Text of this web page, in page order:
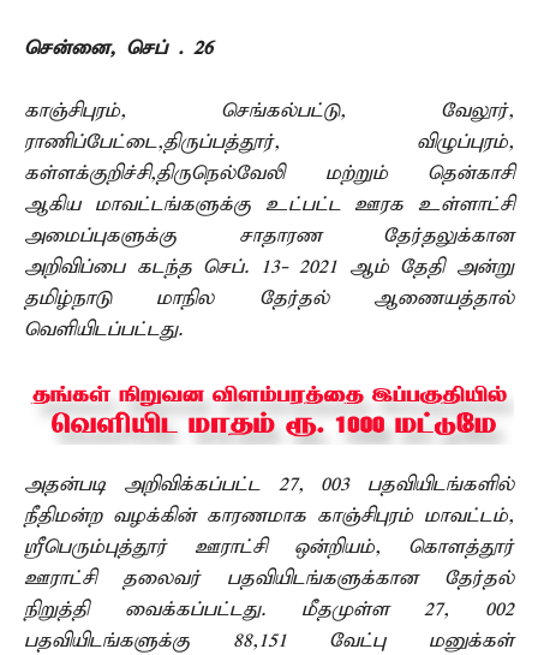
சென்னை, செப் . 26 –
காஞ்சிபுரம், செங்கல்பட்டு, வேலூர்,
ராணிப்பேட்டை,திருப்பத்தூர், விழுப்புரம்,
கள்ளக்குறிச்சி,திருநெல்வேலி மற்றும் தென்காசி
ஆகிய மாவட்டங்களுக்கு உட்பட்ட ஊரக உள்ளாட்சி
அமைப்புகளுக்கு சாதாரண தேர்தலுக்கான
அறிவிப்பை கடந்த செப். 13- 2021 ஆம் தேதி அன்று
தமிழ்நாடு மாநில தேர்தல் ஆணையத்தால்
வெளியிடப்பட்டது.
அதன்படி அறிவிக்கப்பட்ட 27, 003 பதவியிடங்களில்
நீதிமன்ற வழக்கின் காரணமாக காஞ்சிபுரம் மாவட்டம்,
ஸ்ரீபெரும்புத்தூர் ஊராட்சி ஒன்றியம், கொளத்தூர்
ஊராட்சி தலைவர் பதவியிடங்களுக்கான தேர்தல்
நிறுத்தி வைக்கப்பட்டது. மீதமுள்ள 27, 002
பதவியிடங்களுக்கு 88,151 வேட்பு மனுக்கள்